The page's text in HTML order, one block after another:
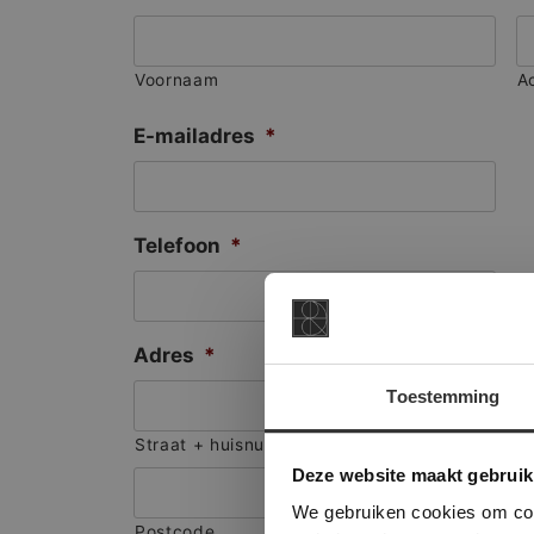
Toestemming
Deze website maakt
We gebruiken cookies om
Voornaam
E-mailadres *
Telefoon *
Adres *
Straat + huisnummer
Deze
onze